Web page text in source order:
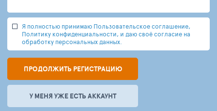
Я полностью принимаю Пользовательское соглашение,
Политику конфиденциальности, и даю своё согласие на
обработку персональных данных.
ПРОДОЛЖИТЬ РЕГИСТРАЦИЮ
У МЕНЯ УЖЕ ЕСТЬ АККАУНТ